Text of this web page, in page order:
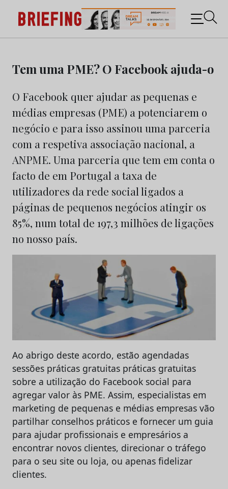
content
Briefing: Todas as notícias sobre os negócios do
Marketing e da Publicidade
Tem uma PME? O Facebook ajuda-o
O Facebook quer ajudar as pequenas e
médias empresas (PME) a potenciarem o
negócio e para isso assinou uma parceria
com a respetiva associação nacional, a
ANPME. Uma parceria que tem em conta o
facto de em Portugal a taxa de
utilizadores da rede social ligados a
páginas de pequenos negócios atingir os
85%, num total de 197,3 milhões de ligações
no nosso país.
Ao abrigo deste acordo, estão agendadas
sessões práticas gratuitas práticas gratuitas
sobre a utilização do Facebook social para
agregar valor às PME. Assim, especialistas em
marketing de pequenas e médias empresas vão
partilhar conselhos práticos e fornecer um guia
para ajudar profissionais e empresários a
encontrar novos clientes, direcionar o tráfego
para o seu site ou loja, ou apenas fidelizar
clientes.